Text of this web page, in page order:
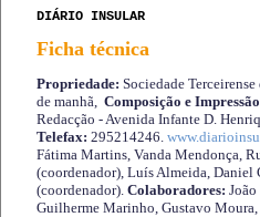
DIÁRIO INSULAR
Ficha técnica
Propriedade: Sociedade
de manhã, Composição e
Redacção - Avenida Infante D.
Telefax: 295214246.
Fátima Martins, Vanda Mendonça,
(coordenador), Luís Almeida, Daniel
(coordenador). Colaboradores:
Guilherme Marinho, Gustavo